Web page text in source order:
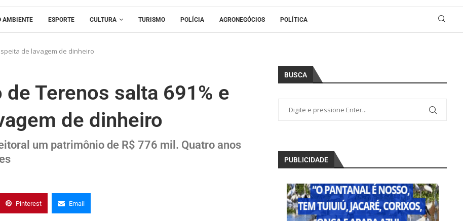
AMBIENTE ESPORTE CULTURA TURISMO POLÍCIA AGRONEGÓCIOS POLÍTICA
de lavagem de dinheiro
Terenos salta 691% e
de dinheiro
um patrimônio de R$ 776 mil. Quatro anos
Pinterest Email
BUSCA
PUBLICIDADE